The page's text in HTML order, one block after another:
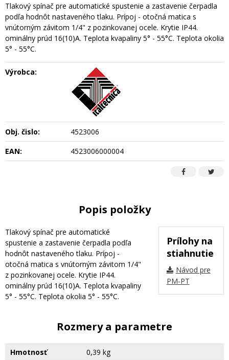
Tlakový spínač pre automatické spustenie a zastavenie čerpadla
podľa hodnôt nastaveného tlaku. Prípoj - otočná matica s
vnútorným závitom 1/4" z pozinkovanej ocele. Krytie IP44.
ominálny prúd 16(10)A. Teplota kvapaliny 5° - 55°C. Teplota okolia
5° - 55°C.
Výrobca:
Obj. čislo:
4523006
EAN:
4523006000004
Popis položky
Prílohy na
stiahnutie
Návod pre
PM-PT
Tlakový spínač pre automatické
spustenie a zastavenie čerpadla podľa
hodnôt nastaveného tlaku. Prípoj -
otočná matica s vnútorným závitom 1/4"
z pozinkovanej ocele. Krytie IP44.
ominálny prúd 16(10)A. Teplota kvapaliny
5° - 55°C. Teplota okolia 5° - 55°C.
Rozmery a parametre
Hmotnosť
0,39 kg